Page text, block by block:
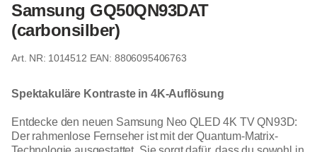
Samsung GQ50QN93DAT
(carbonsilber)
1014512 EAN: 8806095406763
Spektakuläre Kontraste in 4K-Auflösung
Entdecke den neuen Samsung Neo QLED 4K TV QN93D:
Der rahmenlose Fernseher ist mit der Quantum-Matrix-